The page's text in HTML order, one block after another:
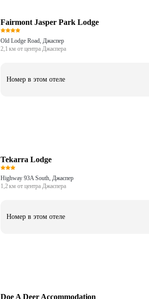
Fairmont Jasper Park Lodge
Old Lodge Road, Джаспер
2,1 км от центра Джаспера
Номер в этом отеле
Tekarra Lodge
Highway 93A South, Джаспер
1,2 км от центра Джаспера
Номер в этом отеле
Doe A Deer Accommodation